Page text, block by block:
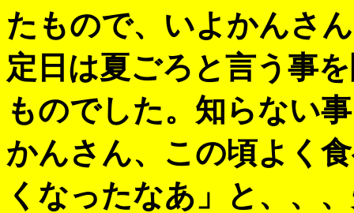
たもので、いよかんさ
定日は夏ごろと言う事
ものでした。知らない
かんさん、この頃よく
くなったなあ」と、、